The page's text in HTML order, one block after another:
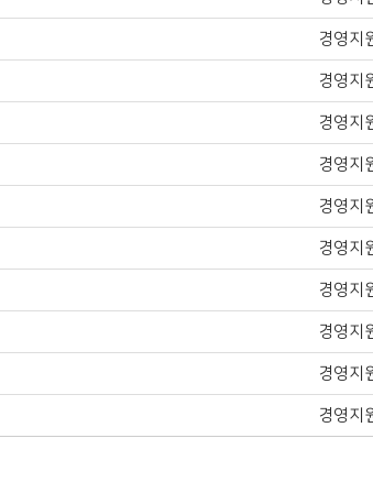
경영지
경영지
경영지
경영지
경영지
경영지
경영지
경영지
경영지
경영지